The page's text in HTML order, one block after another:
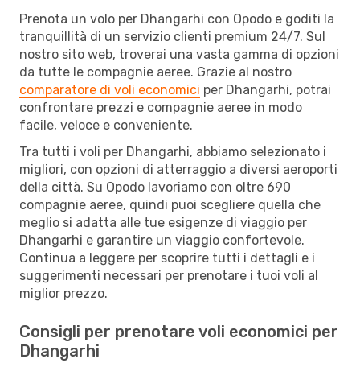
Prenota un volo per Dhangarhi con Opodo e goditi la
tranquillità di un servizio clienti premium 24/7. Sul
nostro sito web, troverai una vasta gamma di opzioni
da tutte le compagnie aeree. Grazie al nostro
comparatore di voli economici per Dhangarhi, potrai
confrontare prezzi e compagnie aeree in modo
facile, veloce e conveniente.
Tra tutti i voli per Dhangarhi, abbiamo selezionato i
migliori, con opzioni di atterraggio a diversi aeroporti
della città. Su Opodo lavoriamo con oltre 690
compagnie aeree, quindi puoi scegliere quella che
meglio si adatta alle tue esigenze di viaggio per
Dhangarhi e garantire un viaggio confortevole.
Continua a leggere per scoprire tutti i dettagli e i
suggerimenti necessari per prenotare i tuoi voli al
miglior prezzo.
Consigli per prenotare voli economici per
Dhangarhi